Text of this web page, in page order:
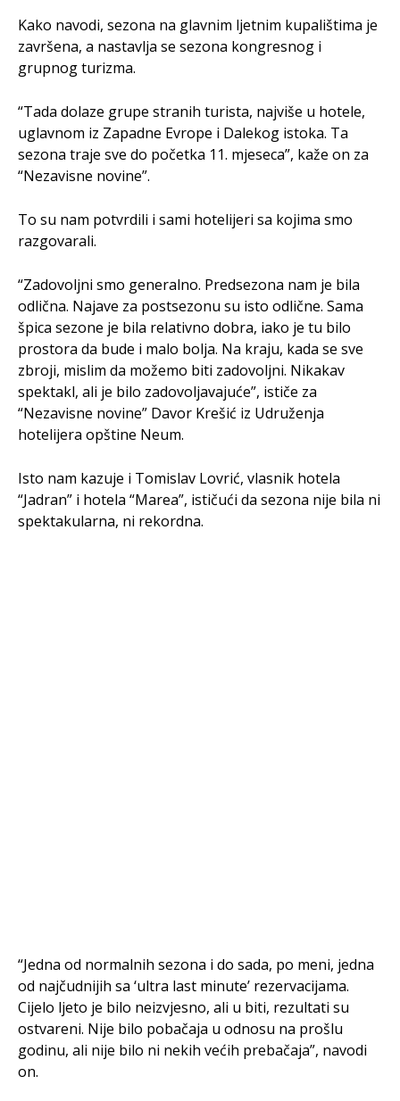
Kako navodi, sezona na glavnim ljetnim kupalištima je
završena, a nastavlja se sezona kongresnog i
grupnog turizma.
“Tada dolaze grupe stranih turista, najviše u hotele,
uglavnom iz Zapadne Evrope i Dalekog istoka. Ta
sezona traje sve do početka 11. mjeseca”, kaže on za
“Nezavisne novine”.
To su nam potvrdili i sami hotelijeri sa kojima smo
razgovarali.
“Zadovoljni smo generalno. Predsezona nam je bila
odlična. Najave za postsezonu su isto odlične. Sama
špica sezone je bila relativno dobra, iako je tu bilo
prostora da bude i malo bolja. Na kraju, kada se sve
zbroji, mislim da možemo biti zadovoljni. Nikakav
spektakl, ali je bilo zadovoljavajuće”, ističe za
“Nezavisne novine” Davor Krešić iz Udruženja
hotelijera opštine Neum.
Isto nam kazuje i Tomislav Lovrić, vlasnik hotela
“Jadran” i hotela “Marea”, ističući da sezona nije bila ni
spektakularna, ni rekordna.
“Jedna od normalnih sezona i do sada, po meni, jedna
od najčudnijih sa ‘ultra last minute’ rezervacijama.
Cijelo ljeto je bilo neizvjesno, ali u biti, rezultati su
ostvareni. Nije bilo pobačaja u odnosu na prošlu
godinu, ali nije bilo ni nekih većih prebačaja”, navodi
on.